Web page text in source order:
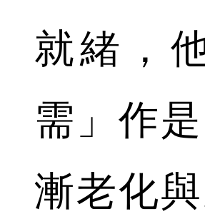
就緒，
需」作
漸老化